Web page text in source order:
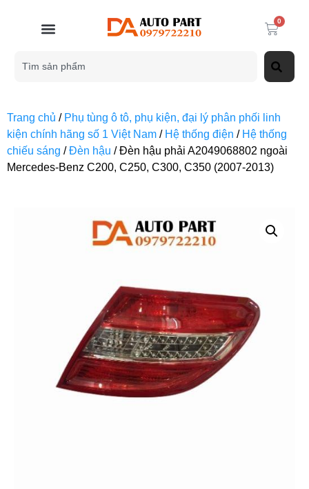
0
Trang chủ / Phụ tùng ô tô, phụ kiện, đại lý phân phối linh
kiện chính hãng số 1 Việt Nam / Hệ thống điện / Hệ thống
chiếu sáng /Đèn hậu / Đèn hậu phải A2049068802 ngoài
Mercedes-Benz C200, C250, C300, C350 (2007-2013)